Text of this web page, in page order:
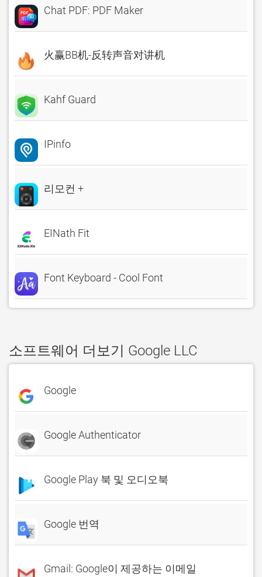
Chat PDF: PDF Maker
火赢BB机-反转声音对讲机
Kahf Guard
IPinfo
리모컨 +
EINath Fit
Font Keyboard - Cool Font
소프트웨어 더보기 Google LLC
Google
Google Authenticator
Google Play 북 및 오디오북
Google 번역
Gmail: Google이 제공하는 이메일